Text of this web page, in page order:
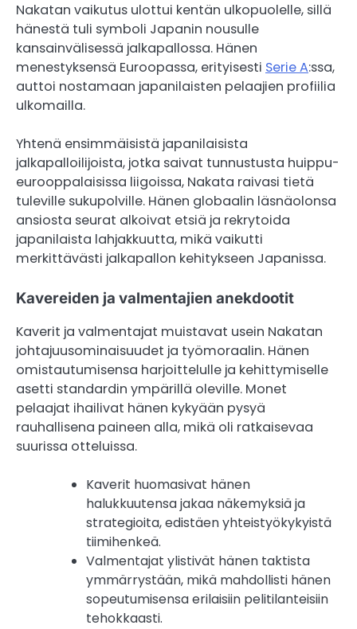
Nakatan vaikutus ulottui kentän ulkopuolelle, sillä
hänestä tuli symboli Japanin nousulle
kansainvälisessä jalkapallossa. Hänen
menestyksensä Euroopassa, erityisesti Serie A:ssa,
auttoi nostamaan japanilaisten pelaajien profiilia
ulkomailla.
Yhtenä ensimmäisistä japanilaisista
jalkapalloilijoista, jotka saivat tunnustusta huippu-
eurooppalaisissa liigoissa, Nakata raivasi tietä
tuleville sukupolville. Hänen globaalin läsnäolonsa
ansiosta seurat alkoivat etsiä ja rekrytoida
japanilaista lahjakkuutta, mikä vaikutti
merkittävästi jalkapallon kehitykseen Japanissa.
Kavereiden ja valmentajien anekdootit
Kaverit ja valmentajat muistavat usein Nakatan
johtajuusominaisuudet ja työmoraalin. Hänen
omistautumisensa harjoittelulle ja kehittymiselle
asetti standardin ympärillä oleville. Monet
pelaajat ihailivat hänen kykyään pysyä
rauhallisena paineen alla, mikä oli ratkaisevaa
suurissa otteluissa.
Kaverit huomasivat hänen
halukkuutensa jakaa näkemyksiä ja
strategioita, edistäen yhteistyökykyistä
tiimihenkeä.
Valmentajat ylistivät hänen taktista
ymmärrystään, mikä mahdollisti hänen
sopeutumisensa erilaisiin pelitilanteisiin
tehokkaasti.